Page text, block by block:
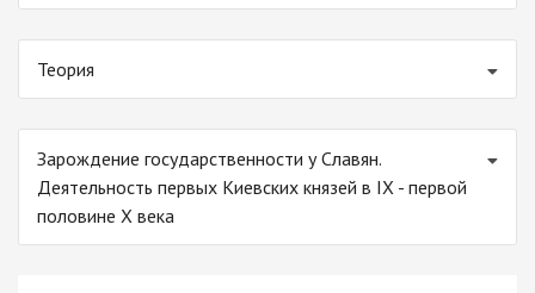
Теория
Зарождение государственности у Славян.
Деятельность первых Киевских князей в IX - первой
половине X века